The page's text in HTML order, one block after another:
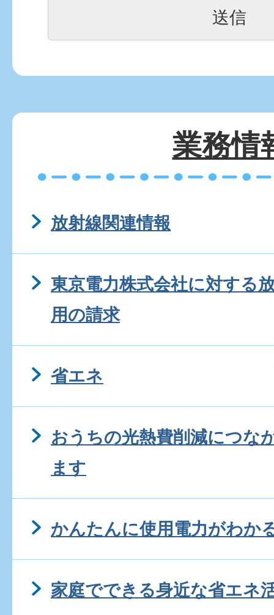
業務情
放射線関連情報
東京電力株式会社に対する
用の請求
省エネ
おうちの光熱費削減につな
ます
かんたんに使用電力がわか
家庭でできる身近な省エネ